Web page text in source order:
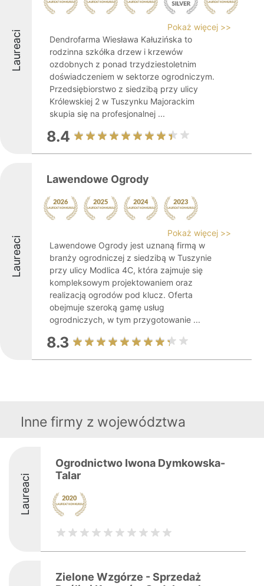
Laureaci
Pokaż więcej >>
Dendrofarma Wiesława Kałuzińska to
rodzinna szkółka drzew i krzewów
ozdobnych z ponad trzydziestoletnim
doświadczeniem w sektorze ogrodniczym.
Przedsiębiorstwo z siedzibą przy ulicy
Królewskiej 2 w Tuszynku Majorackim
skupia się na profesjonalnej ...
8.4
Laureaci
Lawendowe Ogrody
Pokaż więcej >>
Lawendowe Ogrody jest uznaną firmą w
branży ogrodniczej z siedzibą w Tuszynie
przy ulicy Modlica 4C, która zajmuje się
kompleksowym projektowaniem oraz
realizacją ogrodów pod klucz. Oferta
obejmuje szeroką gamę usług
ogrodniczych, w tym przygotowanie ...
8.3
Inne firmy z województwa
Laureaci
Ogrodnictwo Iwona Dymkowska-
Talar
Zielone Wzgórze - Sprzedaż